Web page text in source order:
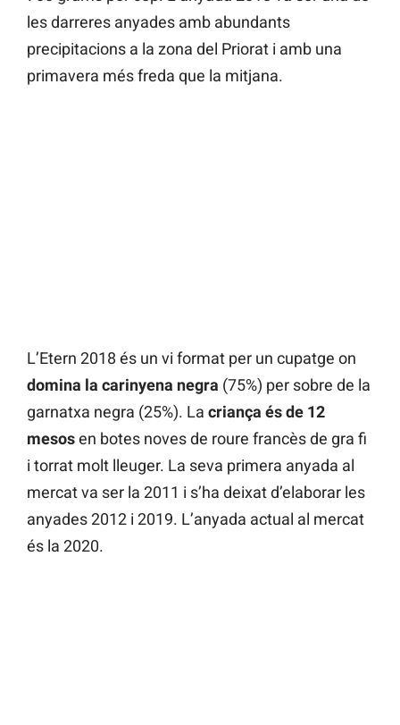
les darreres anyades amb abundants
precipitacions a la zona del Priorat i amb una
primavera més freda que la mitjana.
L’Etern 2018 és un vi format per un cupatge on
domina la carinyena negra (75%) per sobre de la
garnatxa negra (25%). La criança és de 12
mesosen botes noves de roure francès de gra fi
i torrat molt lleuger. La seva primera anyada al
mercat va ser la 2011 i s’ha deixat d’elaborar les
anyades 2012 i 2019. L’anyada actual al mercat
és la 2020.